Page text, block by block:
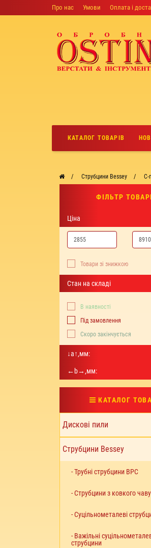
Про нас Умови Оплата і
КАТАЛОГ ТОВАРІВ
Струбцини Bessey C-
ФІЛЬТР
Ціна
Товари зі знижкою
Стан на складі
В наявності
Під замовлення
Cкоро закінчується
↓a↑,мм:
←b→,мм:
КАТАЛОГ
Дискові пили
Струбцини Bessey
- Трубні струбцини BPC
- Струбцини з ковкого
- Суцільнометалеві
- Важільні
струбцини